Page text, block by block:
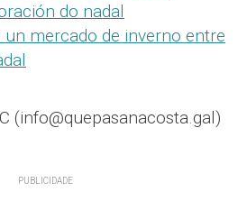
do nadal
mercado de inverno entre
(info@quepasanacosta.gal)